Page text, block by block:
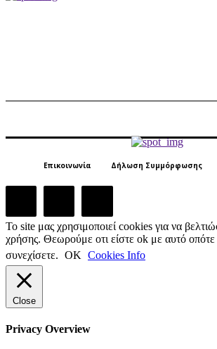
Επικοινωνία Δήλωση Συμμόρφωσης
Το site μας χρησιμοποιεί cookies για να
χρήσης. Θεωρούμε οτι είστε ok με αυτό
συνεχίσετε. ΟΚ Cookies Info
Close
Privacy Overview